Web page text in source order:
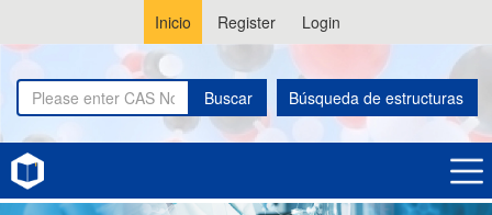
Inicio Register Login
Buscar Búsqueda de estructuras